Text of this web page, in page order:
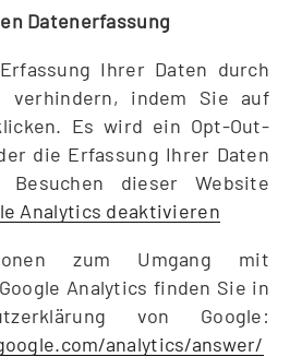
Datenerfassung
Ihrer Daten durch
verhindern, indem Sie auf
Es wird ein Opt-Out-
die Erfassung Ihrer Daten
Besuchen dieser Website
Analytics deaktivieren
zum Umgang mit
Analytics finden Sie in
von Google:
analytics/answer/